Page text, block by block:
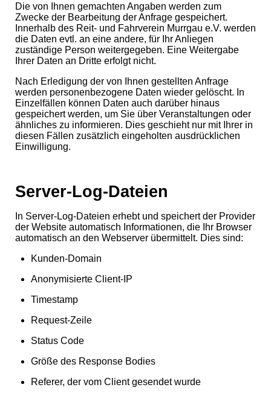
Die von Ihnen gemachten Angaben werden zum
Zwecke der Bearbeitung der Anfrage gespeichert.
Innerhalb des Reit- und Fahrverein Murrgau e.V. werden
die Daten evtl. an eine andere, für Ihr Anliegen
zuständige Person weitergegeben. Eine Weitergabe
Ihrer Daten an Dritte erfolgt nicht.
Nach Erledigung der von Ihnen gestellten Anfrage
werden personenbezogene Daten wieder gelöscht. In
Einzelfällen können Daten auch darüber hinaus
gespeichert werden, um Sie über Veranstaltungen oder
ähnliches zu informieren. Dies geschieht nur mit Ihrer in
diesen Fällen zusätzlich eingeholten ausdrücklichen
Einwilligung.
Server-Log-Dateien
In Server-Log-Dateien erhebt und speichert der Provider
der Website automatisch Informationen, die Ihr Browser
automatisch an den Webserver übermittelt. Dies sind:
Kunden-Domain
Anonymisierte Client-IP
Timestamp
Request-Zeile
Status Code
Größe des Response Bodies
Referer, der vom Client gesendet wurde